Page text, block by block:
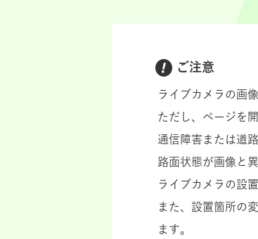
ご注意
ライブカメラの画
ただし、ページを
通信障害または道
路面状態が画像と
ライブカメラの設
また、設置箇所の
ます。